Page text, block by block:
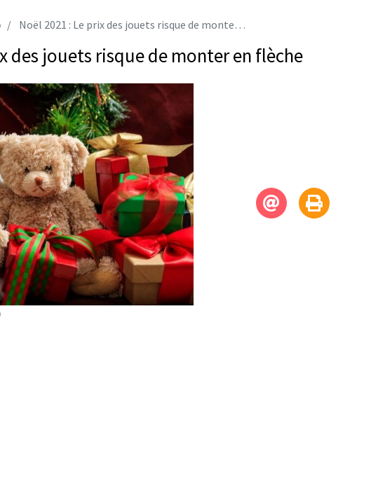
Noël 2021 : Le prix des jouets risque de monter en flèche
des jouets risque de monter en flèche